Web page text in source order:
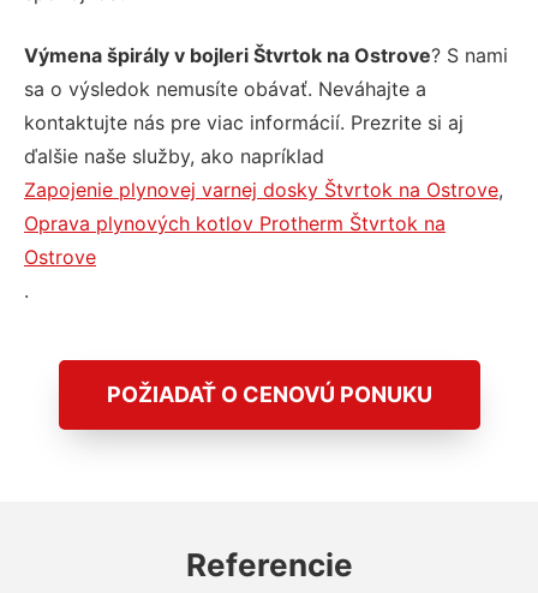
Výmena špirály v bojleri Štvrtok na Ostrove? S nami
sa o výsledok nemusíte obávať. Neváhajte a
kontaktujte nás pre viac informácií. Prezrite si aj
ďalšie naše služby, ako napríklad
Zapojenie plynovej varnej dosky Štvrtok na Ostrove,
Oprava plynových kotlov Protherm Štvrtok na
Ostrove
.
POŽIADAŤ O CENOVÚ PONUKU
Referencie